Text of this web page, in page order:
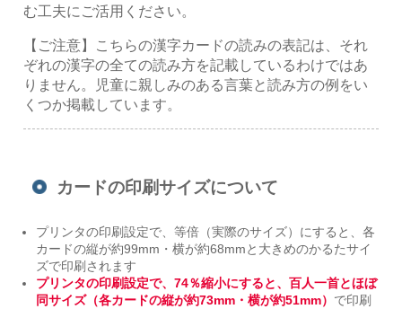
む工夫にご活用ください。
【ご注意】こちらの漢字カードの読みの表記は、それ
ぞれの漢字の全ての読み方を記載しているわけではあ
りません。児童に親しみのある言葉と読み方の例をい
くつか掲載しています。
カードの印刷サイズについて
プリンタの印刷設定で、等倍（実際のサイズ）にすると、各
カードの縦が約99mm・横が約68mmと大きめのかるたサイ
ズで印刷されます
プリンタの印刷設定で、74％縮小にすると、百人一首とほぼ
同サイズ（各カードの縦が約73mm・横が約51mm） で印刷